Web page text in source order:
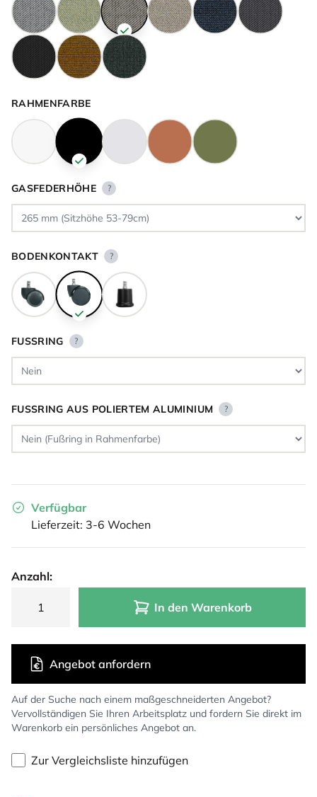
RAHMENFARBE
GASFEDERHÖHE ?
BODENKONTAKT ?
FUSSRING ?
FUSSRING AUS POLIERTEM ALUMINIUM ?
Verfügbar
Lieferzeit: 3-6 Wochen
Anzahl:
In den Warenkorb
Auf der Suche nach einem maßgeschneiderten Angebot?
Vervollständigen Sie Ihren Arbeitsplatz und fordern Sie direkt im
Warenkorb ein persönliches Angebot an.
Angebot anfordern
Zur Vergleichsliste hinzufügen